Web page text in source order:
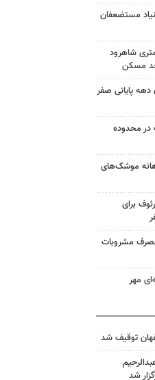
مستضعفان
در ۱۵کیلومتری شاهرود
دهه پایانی صفر
محدوده
موشک‌های
برای
اثر مصرف مشروبات
مهر
شد